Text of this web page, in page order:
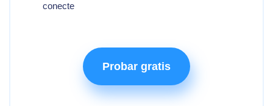
conecte
Probar gratis